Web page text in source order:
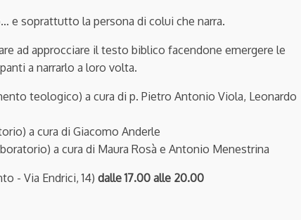
e soprattutto la persona di colui che narra.
ad approcciare il testo biblico facendone emergere le
a narrarlo a loro volta.
teologico) a cura di p. Pietro Antonio Viola, Leonardo
a cura di Giacomo Anderle
a cura di Maura Rosà e Antonio Menestrina
- Via Endrici, 14) dalle 17.00 alle 20.00